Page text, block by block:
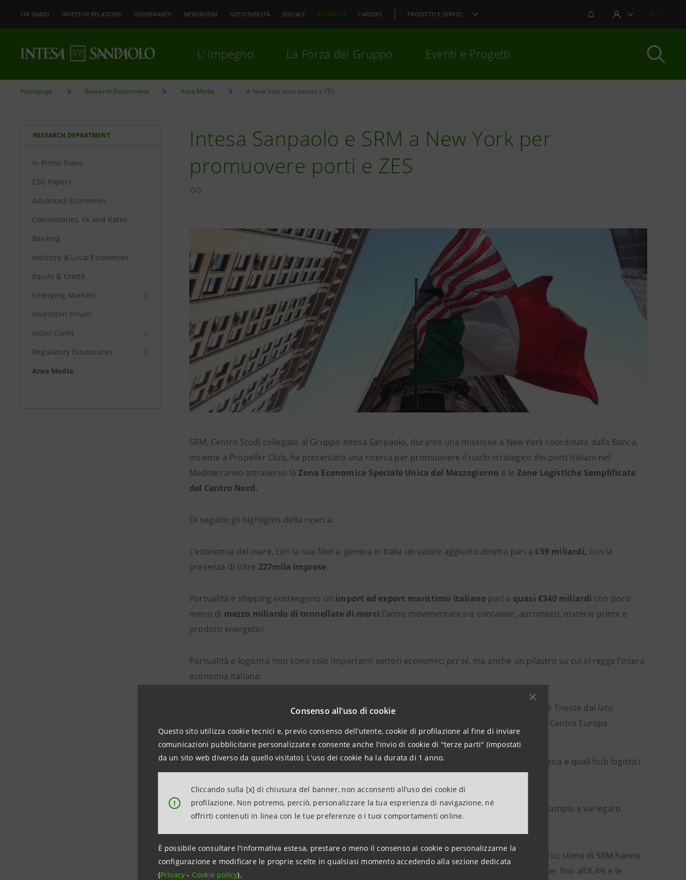
Consenso all'uso di cookie
Questo sito utilizza cookie tecnici e, previo consenso dell’utente, cookie di profilazione al fine di inviare
comunicazioni pubblicitarie personalizzate e consente anche l'invio di cookie di "terze parti" (impostati
da un sito web diverso da quello visitato). L'uso dei cookie ha la durata di 1 anno.
!
Cliccando sulla [x] di chiusura del banner, non acconsenti all’uso dei cookie di
profilazione. Non potremo, perciò, personalizzare la tua esperienza di navigazione, né
offrirti contenuti in linea con le tue preferenze o i tuoi comportamenti online.
È possibile consultare l'informativa estesa, prestare o meno il consenso ai cookie o personalizzarne la
configurazione e modificare le proprie scelte in qualsiasi momento accedendo alla sezione dedicata
(Privacy- Cookie policy).
CHI SIAMO INVESTOR RELATIONS GOVERNANCE NEWSROOM SOSTENIBILITÀ SOCIALE RESEARCH CAREERS PRODOTTI E SERVIZI NOTIFICHEAREA UTENTE
L’ Impegno La Forza del Gruppo Eventi e Progetti
Homepage Research Department Area Media A New York porti italiani e ZES
RESEARCH DEPARTMENT
In Primo Piano
ESG Papers
Advanced Economies
Commodities, FX and Rates
Banking
Industry & Local Economies
Equity & Credit
Emerging Markets
Investitori Privati
Indici Comit
Regulatory Disclosures
Area Media
Intesa Sanpaolo e SRM a New York per
promuovere porti e ZES
SRM, Centro Studi collegato al Gruppo Intesa Sanpaolo, durante una missione a New York coordinata dalla Banca,
insieme a Propeller Club, ha presentato una ricerca per promuovere il ruolo strategico dei porti italiani nel
Mediterraneo attraverso laZona Economica Speciale Unica del Mezzogiorno e le Zone Logistiche Semplificate
del Centro Nord.
Di seguito gli highlights della ricerca:
L’economia del mare, con la sua filiera, genera in Italia un valore aggiunto diretto pari a €59 miliardi, con la
presenza di oltre 227mila imprese.
Portualità e shipping sostengono un import ed export marittimo italiano pari a quasi €340 miliardi con poco
meno di mezzo miliardo di tonnellate di merci l’anno movimentate tra container, automezzi, materie prime e
prodotti energetici.
Portualità e logistica non sono solo importanti settori economici per sé, ma anche un pilastro su cui si regge l’intera
economia italiana:
A Nord, i porti della Liguria (Genova e La Spezia) dal lato del Tirreno e quelli di Venezia e Trieste dal lato
Adriatico, rappresentano la via di accesso non solo per il Nord Italia, ma anche verso il Centro Europa
coprendo così una delle aree a più alto tasso di sviluppo e PIL del mondo.
Nel Mezzogiorno, i porti del Sud Italia sono invece più orientati alla dimensione energetica e quali hub logistici
Il posizionamento geografico dell’Italia copre dunque una duplice funzione che offre un più ampio e variegato
spettro di interesse per investitori internazionali rispetto ad altri Paesi.
Le ZES hanno la capacità di stimolare alcuni dei principali indicatori economici di un territorio; stime di SRM hanno
mostrato come possano incrementare l’export fino al 4% annuo, il traffico portuale container fino all’8,4% e le